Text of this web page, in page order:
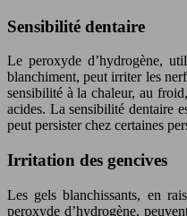
Sensibilité dentaire
Le peroxyde d’hydrogène,
blanchiment, peut irriter les
sensibilité à la chaleur, au
acides. La sensibilité dentaire
peut persister chez certaines
Irritation des gencives
Les gels blanchissants, en
peroxyde d’hydrogène,